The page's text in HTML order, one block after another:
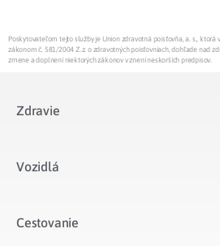
Poskytovateľom tejto služby je Union zdravotná poisťovňa, a. s., ktorá
zákonom č. 581/2004 Z.z. o zdravotných poisťovniach, dohľade nad
zmene a doplnení niektorých zákonov v znení neskorších predpisov.
Zdravie
Vozidlá​
Cestovanie